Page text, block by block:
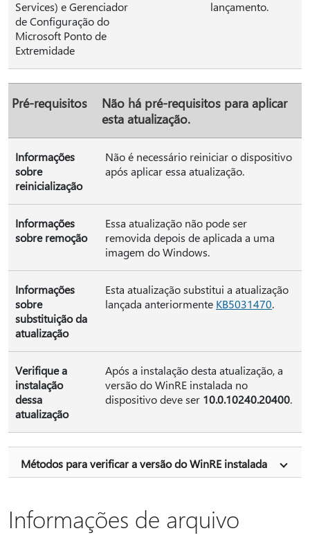
Services) e Gerenciador
de Configuração do
Microsoft Ponto de
Extremidade
lançamento.
Pré-requisitos
Não há pré-requisitos para aplicar
esta atualização.
Informações
sobre
reinicialização
Não é necessário reiniciar o dispositivo
após aplicar essa atualização.
Informações
sobre remoção
Essa atualização não pode ser
removida depois de aplicada a uma
imagem do Windows.
Informações
sobre
substituição da
atualização
Esta atualização substitui a atualização
lançada anteriormente KB5031470.
Verifique a
instalação
dessa
atualização
Após a instalação desta atualização, a
versão do WinRE instalada no
dispositivo deve ser 10.0.10240.20400.
Métodos para verificar a versão do WinRE instalada
Informações de arquivo